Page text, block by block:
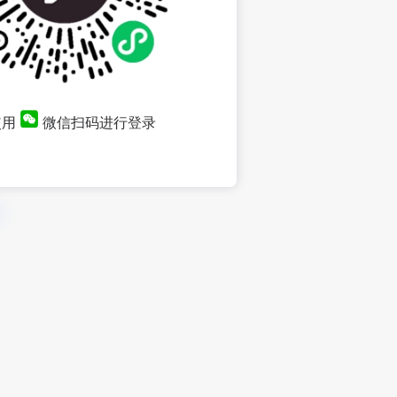
微信扫码进行登录